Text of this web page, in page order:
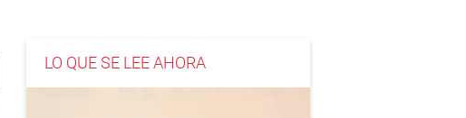
LO QUE SE LEE AHORA